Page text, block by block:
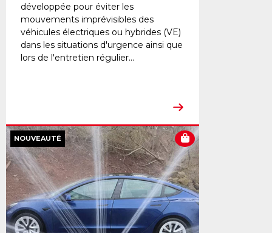
développée pour éviter les
mouvements imprévisibles des
véhicules électriques ou hybrides (VE)
dans les situations d'urgence ainsi que
lors de l'entretien régulier...
NOUVEAUTÉ